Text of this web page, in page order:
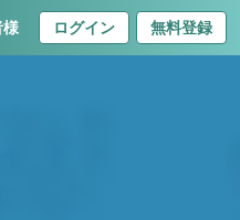
様 ログイン 無料登録